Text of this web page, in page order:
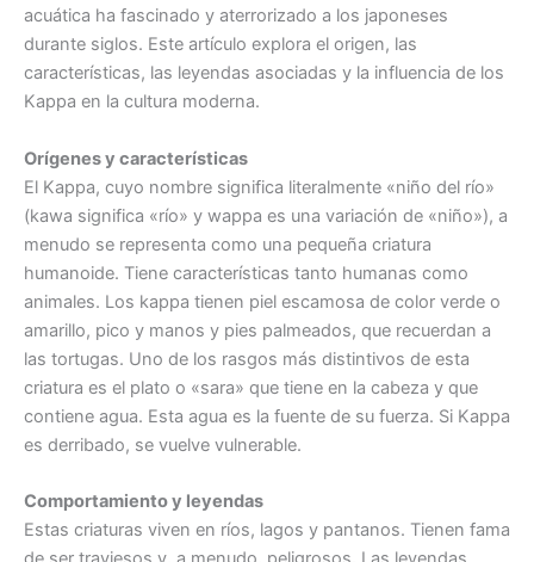
acuática ha fascinado y aterrorizado a los japoneses
durante siglos. Este artículo explora el origen, las
características, las leyendas asociadas y la influencia de los
Kappa en la cultura moderna.
Orígenes y características
El Kappa, cuyo nombre significa literalmente «niño del río»
(kawa significa «río» y wappa es una variación de «niño»), a
menudo se representa como una pequeña criatura
humanoide. Tiene características tanto humanas como
animales. Los kappa tienen piel escamosa de color verde o
amarillo, pico y manos y pies palmeados, que recuerdan a
las tortugas. Uno de los rasgos más distintivos de esta
criatura es el plato o «sara» que tiene en la cabeza y que
contiene agua. Esta agua es la fuente de su fuerza. Si Kappa
es derribado, se vuelve vulnerable.
Comportamiento y leyendas
Estas criaturas viven en ríos, lagos y pantanos. Tienen fama